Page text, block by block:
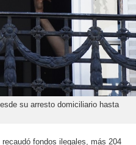
su arresto domiciliario hasta
fondos ilegales, más 204